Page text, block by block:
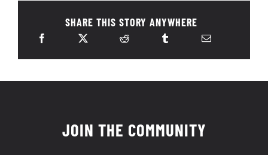
SHARE THIS STORY ANYWHERE
JOIN THE COMMUNITY